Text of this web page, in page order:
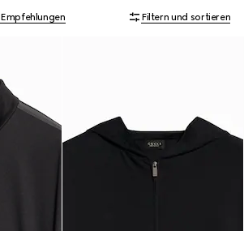
Empfehlungen Filtern und sortieren